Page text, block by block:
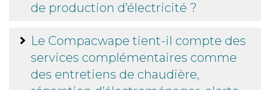
de production d’électricité ?
Le Compacwape tient-il compte des
services complémentaires comme
des entretiens de chaudière,